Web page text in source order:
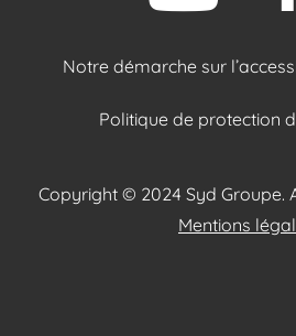
Notre démarche sur
Politique de protection
Copyright © 2024 Syd Groupe.
Mentions